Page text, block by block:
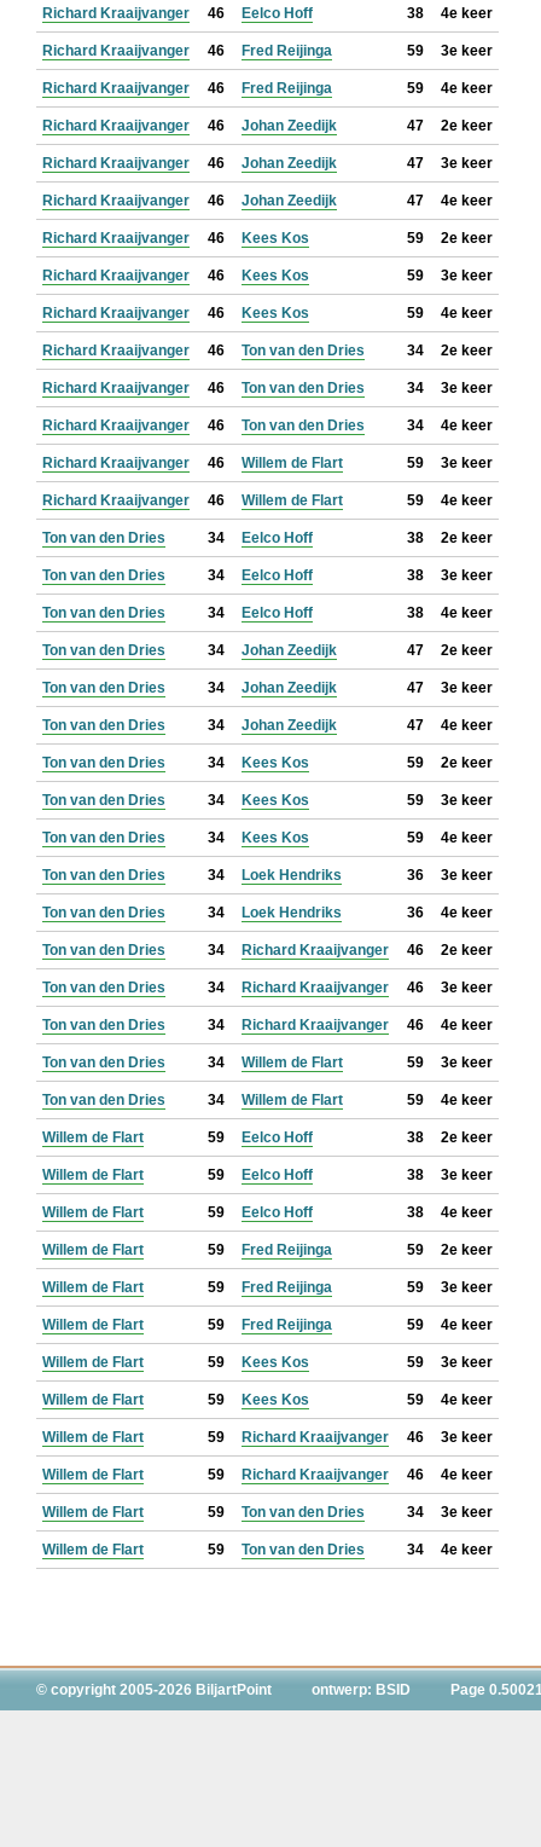
Richard Kraaijvanger 46 Eelco Hoff 38 4e keer
Richard Kraaijvanger 46 Fred Reijinga 59 3e keer
Richard Kraaijvanger 46 Fred Reijinga 59 4e keer
Richard Kraaijvanger 46 Johan Zeedijk 47 2e keer
Richard Kraaijvanger 46 Johan Zeedijk 47 3e keer
Richard Kraaijvanger 46 Johan Zeedijk 47 4e keer
Richard Kraaijvanger 46 Kees Kos 59 2e keer
Richard Kraaijvanger 46 Kees Kos 59 3e keer
Richard Kraaijvanger 46 Kees Kos 59 4e keer
Richard Kraaijvanger 46 Ton van den Dries 34 2e keer
Richard Kraaijvanger 46 Ton van den Dries 34 3e keer
Richard Kraaijvanger 46 Ton van den Dries 34 4e keer
Richard Kraaijvanger 46 Willem de Flart 59 3e keer
Richard Kraaijvanger 46 Willem de Flart 59 4e keer
Ton van den Dries 34 Eelco Hoff 38 2e keer
Ton van den Dries 34 Eelco Hoff 38 3e keer
Ton van den Dries 34 Eelco Hoff 38 4e keer
Ton van den Dries 34 Johan Zeedijk 47 2e keer
Ton van den Dries 34 Johan Zeedijk 47 3e keer
Ton van den Dries 34 Johan Zeedijk 47 4e keer
Ton van den Dries 34 Kees Kos 59 2e keer
Ton van den Dries 34 Kees Kos 59 3e keer
Ton van den Dries 34 Kees Kos 59 4e keer
Ton van den Dries 34 Loek Hendriks 36 3e keer
Ton van den Dries 34 Loek Hendriks 36 4e keer
Ton van den Dries 34 Richard Kraaijvanger 46 2e keer
Ton van den Dries 34 Richard Kraaijvanger 46 3e keer
Ton van den Dries 34 Richard Kraaijvanger 46 4e keer
Ton van den Dries 34 Willem de Flart 59 3e keer
Ton van den Dries 34 Willem de Flart 59 4e keer
Willem de Flart 59 Eelco Hoff 38 2e keer
Willem de Flart 59 Eelco Hoff 38 3e keer
Willem de Flart 59 Eelco Hoff 38 4e keer
Willem de Flart 59 Fred Reijinga 59 2e keer
Willem de Flart 59 Fred Reijinga 59 3e keer
Willem de Flart 59 Fred Reijinga 59 4e keer
Willem de Flart 59 Kees Kos 59 3e keer
Willem de Flart 59 Kees Kos 59 4e keer
Willem de Flart 59 Richard Kraaijvanger 46 3e keer
Willem de Flart 59 Richard Kraaijvanger 46 4e keer
Willem de Flart 59 Ton van den Dries 34 3e keer
Willem de Flart 59 Ton van den Dries 34 4e keer
© copyright 2005-2026 BiljartPoint ontwerp: BSID Page